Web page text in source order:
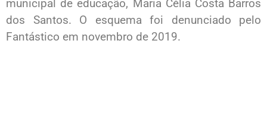
municipal de educação, Maria Célia Costa Barros
dos Santos. O esquema foi denunciado pelo
Fantástico em novembro de 2019.